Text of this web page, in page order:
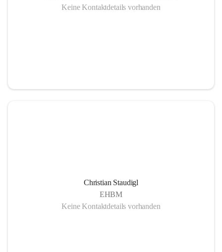
Keine Kontaktdetails vorhanden
Christian Staudigl
EHBM
Keine Kontaktdetails vorhanden